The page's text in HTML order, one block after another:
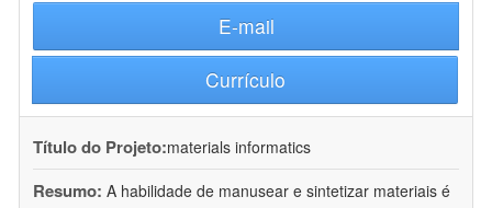
E-mail
Currículo
Título do Projeto:materials informatics
Resumo: A habilidade de manusear e sintetizar materiais é